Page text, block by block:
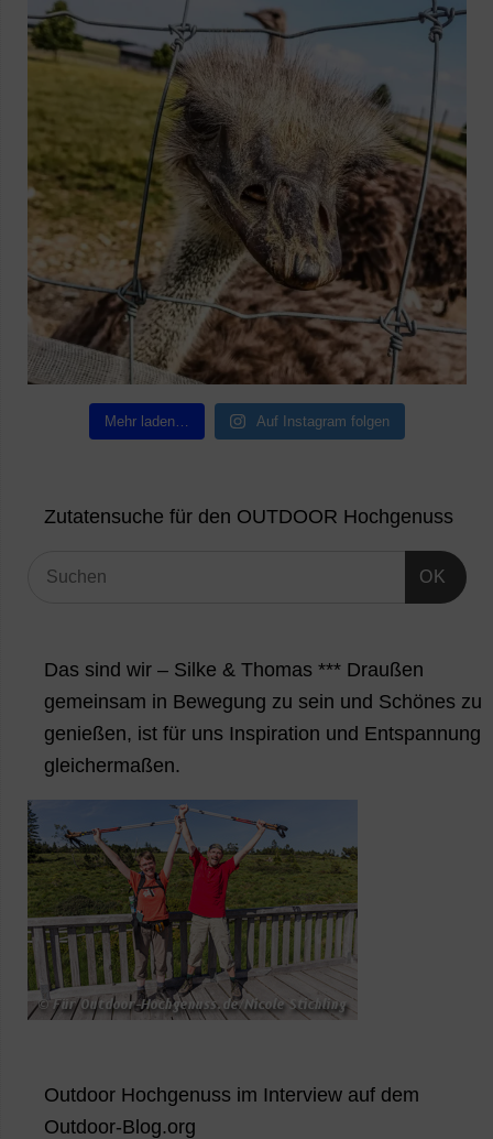
Mehr laden… Auf Instagram folgen
Zutatensuche für den OUTDOOR Hochgenuss
OK
Das sind wir – Silke & Thomas *** Draußen
gemeinsam in Bewegung zu sein und Schönes zu
genießen, ist für uns Inspiration und Entspannung
gleichermaßen.
Outdoor Hochgenuss im Interview auf dem
Outdoor-Blog.org